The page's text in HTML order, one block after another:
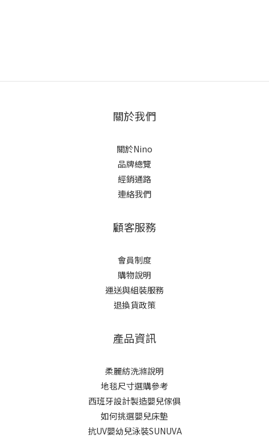
關於我們
關於Nino
品牌總覽
經銷通路
連絡我們
顧客服務
會員制度
購物說明
運送與組裝服務
退換貨政策
產品資訊
柔麗紡洗滌說明
地毯尺寸選購參考
西班牙設計製造嬰兒傢俱
如何挑選嬰兒床墊
抗UV嬰幼兒泳裝SUNUVA